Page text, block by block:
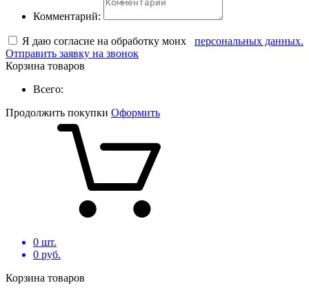
Комментарий:
Я даю согласие на обработку моих
персональных данных.
Отправить заявку на звонок
Корзина товаров
Всего:
Продолжить покупки Оформить
0 шт.
0 руб.
Корзина товаров